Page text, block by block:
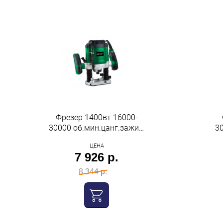
Фрезер 1400вт 16000-
30000 об.мин.цанг.зажим
3,55кг Oasis
ЦЕНА
7 926 р.
8 344 р.